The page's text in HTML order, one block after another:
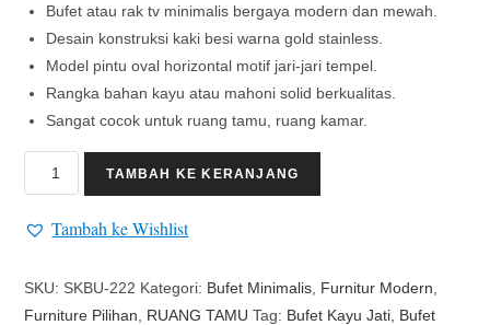
Bufet atau rak tv minimalis bergaya modern dan mewah.
Desain konstruksi kaki besi warna gold stainless.
Model pintu oval horizontal motif jari-jari tempel.
Rangka bahan kayu atau mahoni solid berkualitas.
Sangat cocok untuk ruang tamu, ruang kamar.
TAMBAH KE KERANJANG
Tambah ke Wishlist
SKU: SKBU-222 Kategori: Bufet Minimalis Furnitur Modern
Furniture Pilihan
RUANG TAMU Tag: Bufet Kayu Jati Bufet